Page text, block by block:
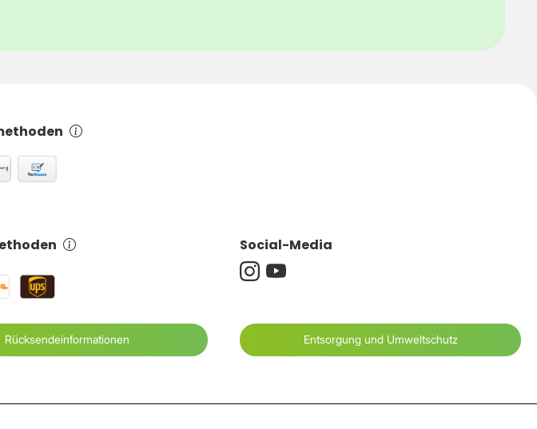
Rücksendeinformationen Entsorgung und Umweltschutz
Social-Media